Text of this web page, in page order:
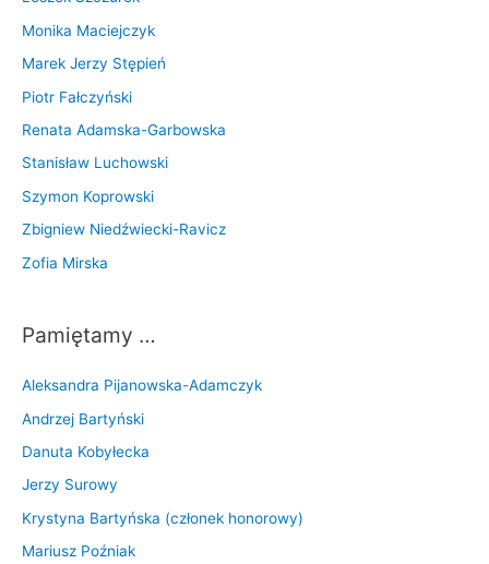
Monika Maciejczyk
Marek Jerzy Stępień
Piotr Fałczyński
Renata Adamska-Garbowska
Stanisław Luchowski
Szymon Koprowski
Zbigniew Niedźwiecki-Ravicz
Zofia Mirska
Pamiętamy …
Aleksandra Pijanowska-Adamczyk
Andrzej Bartyński
Danuta Kobyłecka
Jerzy Surowy
Krystyna Bartyńska (członek honorowy)
Mariusz Poźniak